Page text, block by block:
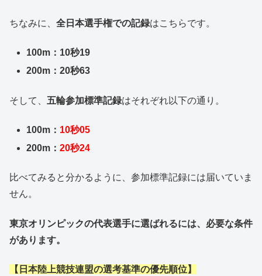
ちなみに、 全日本選手権での記録はこちらです。
100m：10秒19
200m：20秒63
そして、 五輪参加標準記録はそれぞれ以下の通り。
100m： 10秒05
200m：20秒24
比べてみると分かるように、参加標準記録には届いていま
せん。
東京オリンピックの代表選手に選ばれるには、必要な条件
があります。
【日本陸上競技連盟の選考基準の優先順位】